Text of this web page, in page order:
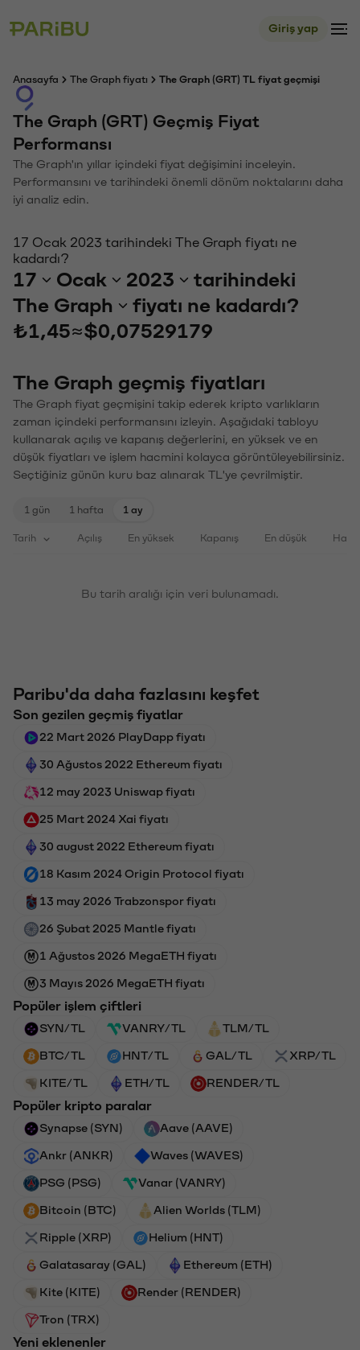
Giriş yap
Anasayfa The Graph fiyatı The Graph (GRT) TL fiyat geçmişi
The Graph (GRT) Geçmiş Fiyat
Performansı
The Graph'ın yıllar içindeki fiyat değişimini inceleyin.
Performansını ve tarihindeki önemli dönüm noktalarını daha
iyi analiz edin.
17 Ocak 2023 tarihindeki The Graph fiyatı ne
kadardı?
17 Ocak 2023
tarihindeki
The Graph
fiyatı ne kadardı?
₺1,45≈$0,07529179
The Graph geçmiş fiyatları
The Graph fiyat geçmişini takip ederek kripto varlıkların
zaman içindeki performansını izleyin. Aşağıdaki tabloyu
kullanarak açılış ve kapanış değerlerini, en yüksek ve en
düşük fiyatları ve işlem hacmini kolayca görüntüleyebilirsiniz.
Seçtiğiniz günün kuru baz alınarak TL'ye çevrilmiştir.
1 gün 1 hafta 1 ay
Tarih Açılış En yüksek Kapanış En düşük
Bu tarih aralığı için veri bulunamadı.
Paribu'da daha fazlasını keşfet
Son gezilen geçmiş fiyatlar
22 Mart 2026 PlayDapp fiyatı
30 Ağustos 2022 Ethereum fiyatı
12 may 2023 Uniswap fiyatı
25 Mart 2024 Xai fiyatı
30 august 2022 Ethereum fiyatı
18 Kasım 2024 Origin Protocol fiyatı
13 may 2026 Trabzonspor fiyatı
26 Şubat 2025 Mantle fiyatı
1 Ağustos 2026 MegaETH fiyatı
3 Mayıs 2026 MegaETH fiyatı
Popüler işlem çiftleri
SYN/TL VANRY/TL TLM/TL
BTC/TL HNT/TL GAL/TL XRP/TL
KITE/TL ETH/TL RENDER/TL
Popüler kripto paralar
Synapse (SYN) Aave (AAVE)
Ankr (ANKR) Waves (WAVES)
PSG (PSG) Vanar (VANRY)
Bitcoin (BTC) Alien Worlds (TLM)
Ripple (XRP) Helium (HNT)
Galatasaray (GAL) Ethereum (ETH)
Kite (KITE) Render (RENDER)
Tron (TRX)
Yeni eklenenler